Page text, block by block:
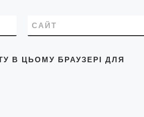
працездатних
країнах Європейського
САЙТ
В ЦЬОМУ БРАУЗЕРІ ДЛЯ